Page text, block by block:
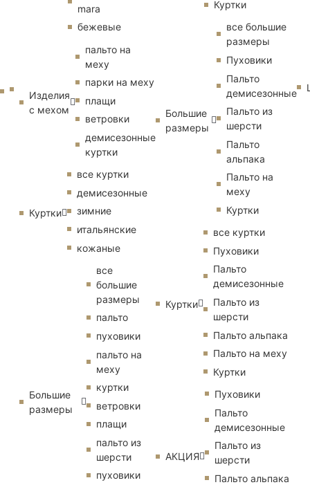
mara
бежевые
Изделия
с мехом
пальто на
меху
парки на меху
плащи
ветровки
демисезонные
куртки
Куртки
все куртки
демисезонные
зимние
итальянские
кожаные
Большие
размеры
все
большие
размеры
пальто
пуховики
пальто на
меху
куртки
ветровки
плащи
пальто из
шерсти
пуховики
Куртки
Большие
размеры
все большие
размеры
Пуховики
Пальто
демисезонные
Пальто из
шерсти
Пальто
альпака
Пальто на
меху
Куртки
Куртки
все куртки
Пуховики
Пальто
демисезонные
Пальто из
шерсти
Пальто альпака
Пальто на меху
Куртки
АКЦИЯ
Пуховики
Пальто
демисезонные
Пальто из
шерсти
Пальто альпака